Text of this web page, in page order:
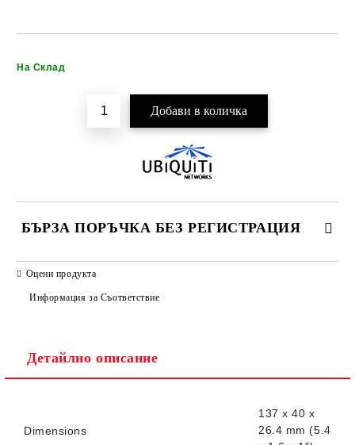
На Склад
БЪРЗА ПОРЪЧКА БЕЗ РЕГИСТРАЦИЯ
Ние ще се свържем с вас в рамките на работния ден.
Оцени продукта
Информация за Съответствие
Детайлно описание
Dimensions
137 x 40 x
26.4 mm (5.4